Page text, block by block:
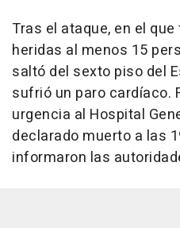
Tras el ataque, en el
heridas al menos 15
saltó del sexto piso del
sufrió un paro cardíaco.
urgencia al Hospital
declarado muerto a las
informaron las